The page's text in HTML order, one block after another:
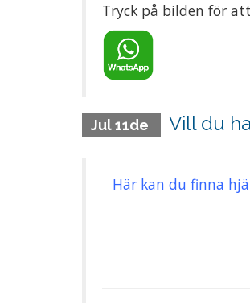
Tryck på bilden för
Jul 11de Vill du
Här kan du finna